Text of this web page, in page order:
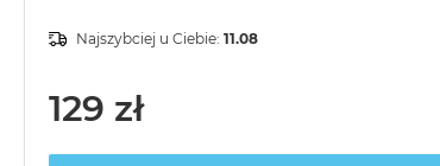
Najszybciej u Ciebie: 11.08
129 zł